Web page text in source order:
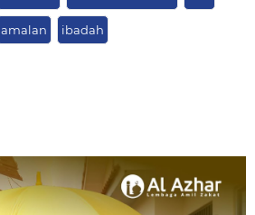
amalan ibadah